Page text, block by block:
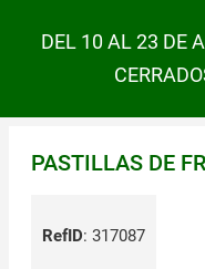
DEL 10 AL 23 DE
PASTILLAS DE
RefID: 317087